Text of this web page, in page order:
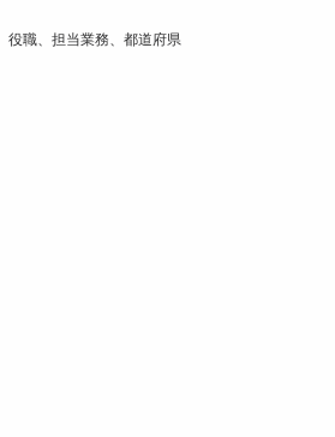
職、担当業務、都道府県